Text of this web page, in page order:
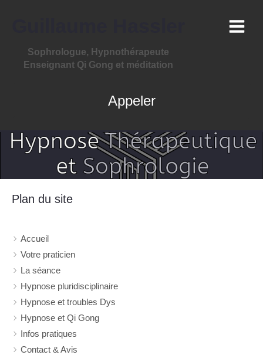
Sophrologue, Hypnothérapeute
Enseignant Qi Gong et méditation
Appeler
Plan du site
Accueil
Votre praticien
La séance
Hypnose pluridisciplinaire
Hypnose et troubles Dys
Hypnose et Qi Gong
Infos pratiques
Contact & Avis